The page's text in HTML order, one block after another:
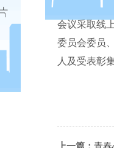
12
会议采取线
委员会委员
人及受表彰
青